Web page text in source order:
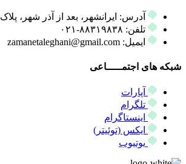
آدرس: ایرانشهر، بعد از آذر شهر، پلاک ۱۹۷، طبقه ۶
تلفن: ۸۸۳۱۹۸۳۸-۰۲۱
ایمیل: zamanetaleghani@gmail.com
شبکه های اجتمـــــاعی
آپارات
تلگرام
اینستاگرام
ایکس (توئیتر)
یوتیوب